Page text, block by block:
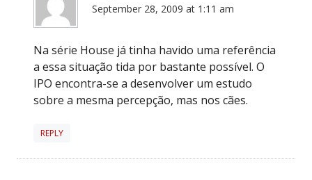
September 28, 2009 at 1:11 am
Na série House já tinha havido uma referência
a essa situação tida por bastante possível. O
IPO encontra-se a desenvolver um estudo
sobre a mesma percepção, mas nos cães.
REPLY